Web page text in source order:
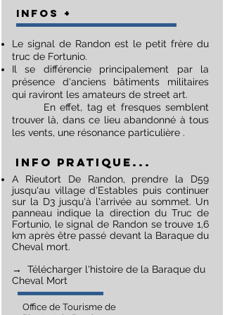
INFOS +
Le signal de Randon est le petit frère du
truc de Fortunio.
Il se différencie principalement par la
présence d'anciens bâtiments militaires
qui raviront les amateurs de street art.
En effet, tag et fresques semblent
trouver là, dans ce lieu abandonné à tous
les vents, une résonance particulière .
INFO PRATIQUE...
A Rieutort De Randon, prendre la D59
jusqu'au village d'Estables puis continuer
sur la D3 jusqu'à l'arrivée au sommet. Un
panneau indique la direction du Truc de
Fortunio, le signal de Randon se trouve 1,6
km après être passé devant la Baraque du
Cheval mort.
→ Télécharger l'histoire de la Baraque du
Cheval Mort
Office de Tourisme de